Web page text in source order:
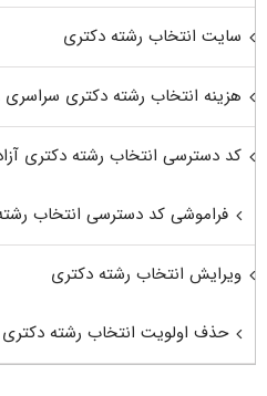
سایت انتخاب رشته دکتری
هزینه انتخاب رشته دکتری سراسری
کد دسترسی انتخاب رشته دکتری
فراموشی کد دسترسی انتخاب
ویرایش انتخاب رشته دکتری
حذف اولویت انتخاب رشته دکتری